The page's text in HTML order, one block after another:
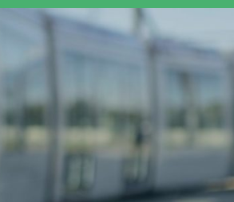
Retour à l'accueil